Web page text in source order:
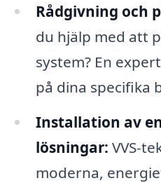
Rådgivning och
du hjälp med att
system? En
på dina specifika
Installation av
lösningar: VVS-
moderna,